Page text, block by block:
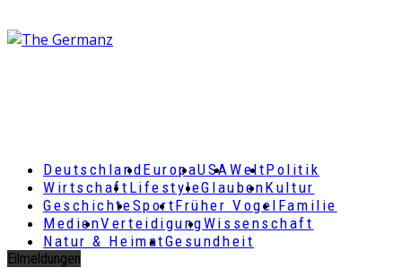
DeutschlandEuropaUSAWeltPolitik
Wirtschaft LifestyleGlaubenKultur
GeschichteSportFrüher Vogel Familie
MedienVerteidigungWissenschaft
Natur & HeimatGesundheit
Eilmeldungen